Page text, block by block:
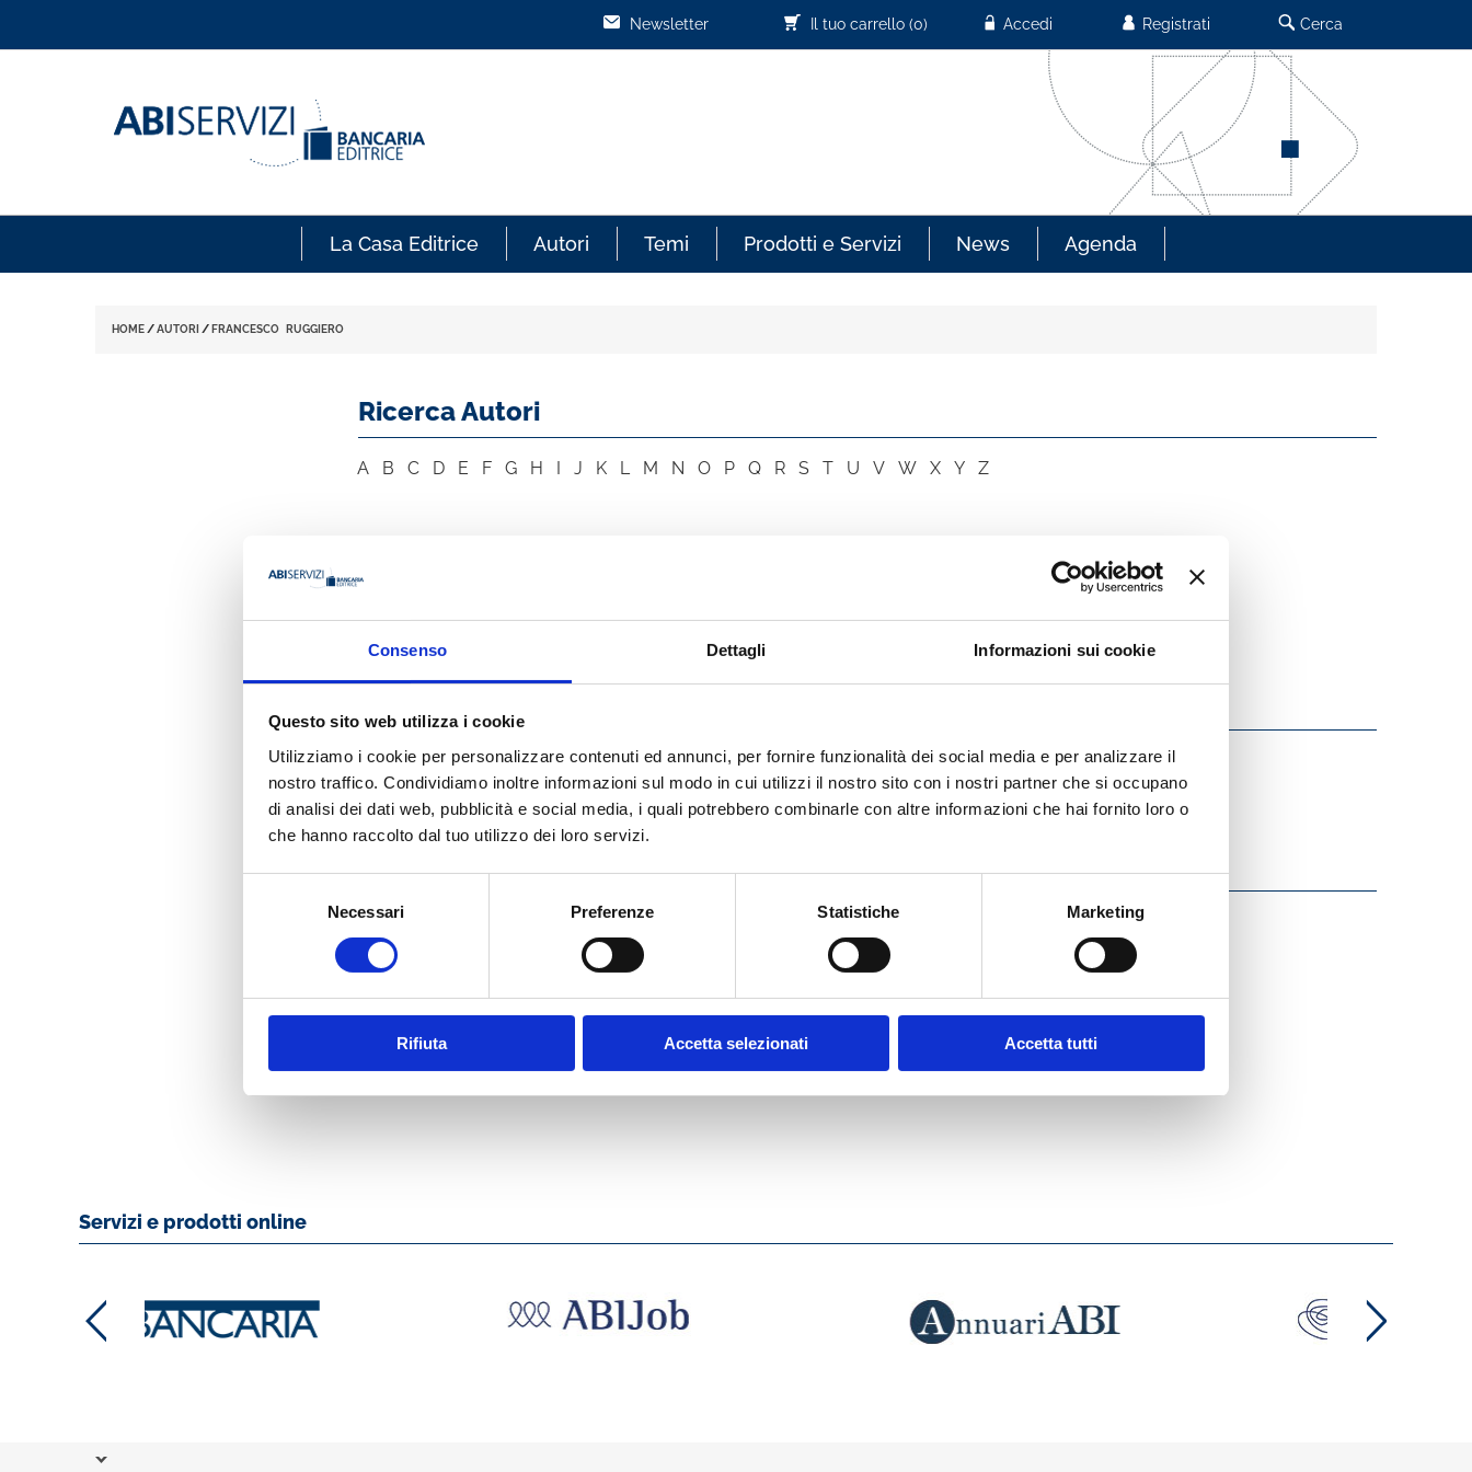
Consenso Dettagli Informazioni sui cookie
Questo sito web utilizza i cookie
Utilizziamo i cookie per personalizzare contenuti ed annunci, per fornire funzionalità dei social media e per analizzare il
nostro traffico. Condividiamo inoltre informazioni sul modo in cui utilizzi il nostro sito con i nostri partner che si occupano
di analisi dei dati web, pubblicità e social media, i quali potrebbero combinarle con altre informazioni che hai fornito loro o
che hanno raccolto dal tuo utilizzo dei loro servizi.
Necessari Preferenze Statistiche Marketing
Rifiuta Accetta selezionati Accetta tutti
Cerca
Registrati
Accedi
Il tuo carrello (0)
Newsletter
La Casa Editrice Autori Temi Prodotti e Servizi News Agenda
HOME /AUTORI / FRANCESCO RUGGIERO
Ricerca Autori
A B C D E F G H I J K L M N O P Q R S T U V W X Y Z
Organizzazione
Organismo degli Agenti e dei Mediatori
Ha pubblicato con noi
MOSTRA
Servizi e prodotti online